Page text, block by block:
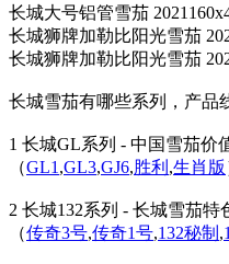
长城大号铝管雪茄
长城狮牌加勒比阳光雪茄
长城狮牌加勒比阳光雪茄
长城雪茄有哪些系列，产品
1 长城GL系列 - 中国雪茄价
（GL1 ,GL3,GJ6,胜利 ,生肖版
2 长城132系列 - 长城雪茄特
（传奇3号,传奇1号,132秘制 ,